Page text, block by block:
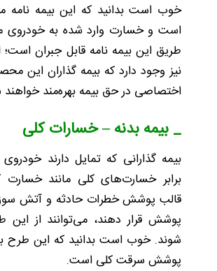
خوب است بدانید که این بیمه ‌نامه
است و خسارت وارد شده به خودروی
طریق این بیمه نامه قابل جبران است؛
نیز وجود دارد که بیمه گذاران این
اختصاصی در حق بیمه بهره‌مند
_ بیمه بدنه–خسارات کلی
بیمه‌ گذارانی که تمایل دارند
برابر خسارت‌های کلی مانند خسارت
قالب پوشش خطرات حادثه و آتش
پوشش قرار دهند، می‌توانند از این
شوند. خوب است بدانید که این طرح
پوشش سرقت کلی است.